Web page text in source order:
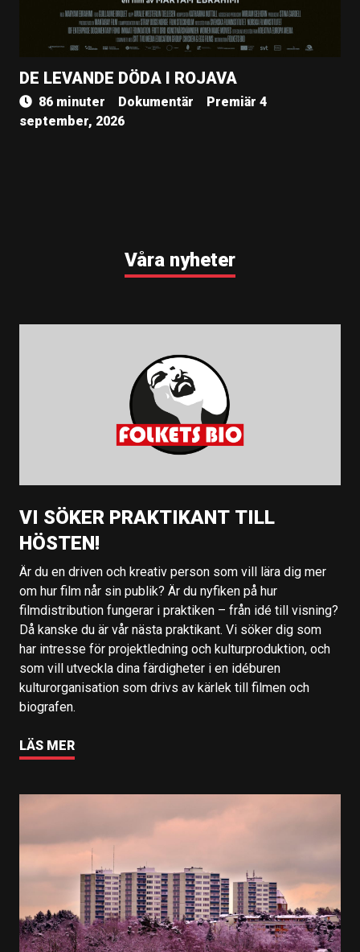
DE LEVANDE DÖDA I ROJAVA
86 minuter Dokumentär
Premiär 4
september, 2026
Våra nyheter
VI SÖKER PRAKTIKANT TILL
HÖSTEN!
Är du en driven och kreativ person som vill lära dig mer
om hur film når sin publik? Är du nyfiken på hur
filmdistribution fungerar i praktiken – från idé till visning?
Då kanske du är vår nästa praktikant. Vi söker dig som
har intresse för projektledning och kulturproduktion, och
som vill utveckla dina färdigheter i en idéburen
kulturorganisation som drivs av kärlek till filmen och
biografen.
LÄS MER